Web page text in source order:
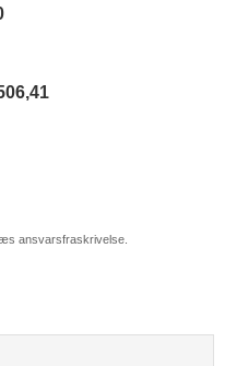
ansvarsfraskrivelse.